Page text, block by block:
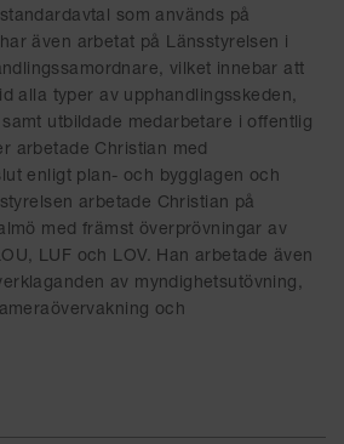
som används på
även arbetat på Länsstyrelsen i
vilket innebar att
alla typer av upphandlingsskeden,
utbildade medarbetare i offentlig
arbetade Christian med
enligt plan- och bygglagen och
arbetade Christian på
med främst överprövningar av
LUF och LOV. Han arbetade även
av myndighetsutövning,
och